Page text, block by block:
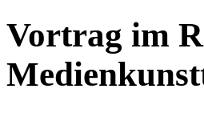
Vortrag im